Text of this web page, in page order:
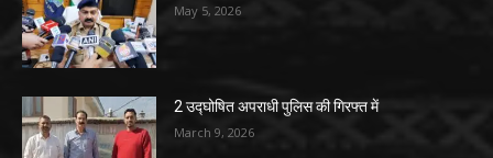
May 5, 2026
2 उद्घोषित अपराधी पुलिस की गिरफ्त में
March 9, 2026